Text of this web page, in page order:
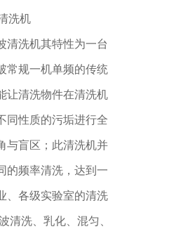
洗机
清洗机其特性为一台
常规一机单频的传统
让清洗物件在清洗机
同性质的污垢进行全
与盲区；此清洗机并
的频率清洗，达到一
、各级实验室的清洗
清洗、乳化、混匀、